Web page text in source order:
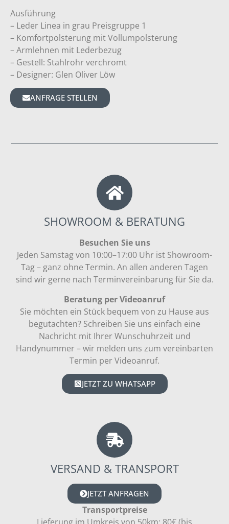
Ausführung
– Leder Linea in grau Preisgruppe 1
– Komfortpolsterung mit Vollumpolsterung
– Armlehnen mit Lederbezug
– Gestell: Stahlrohr verchromt
– Designer: Glen Oliver Löw
ANFRAGE STELLEN
SHOWROOM & BERATUNG
Besuchen Sie uns
Jeden Samstag von 10:00–17:00 Uhr ist Showroom-
Tag – ganz ohne Termin. An allen anderen Tagen
sind wir gerne nach Terminvereinbarung für Sie da.
Beratung per Videoanruf
Sie möchten ein Stück bequem von zu Hause aus
begutachten? Schreiben Sie uns einfach eine
Nachricht mit Ihrer Wunschuhrzeit und
Handynummer – wir melden uns zum vereinbarten
Termin per Videoanruf.
JETZT ZU WHATSAPP
VERSAND & TRANSPORT
JETZT ANFRAGEN
Transportpreise